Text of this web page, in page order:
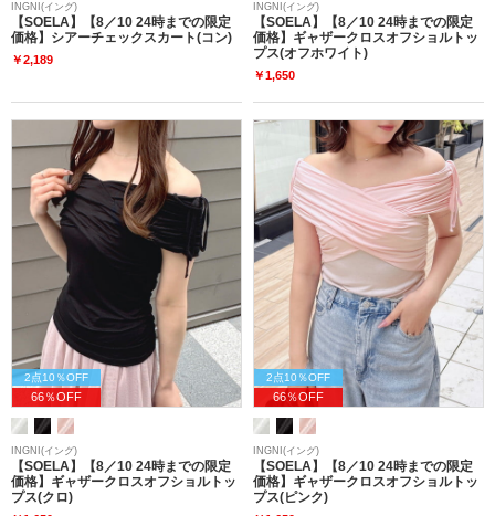
INGNI(イング)
【SOELA】【8／10 24時までの限定
価格】シアーチェックスカート(コン)
￥2,189
INGNI(イング)
【SOELA】【8／10 24時までの限定
価格】ギャザークロスオフショルトッ
プス(オフホワイト)
￥1,650
2点10％OFF
66％OFF
INGNI(イング)
【SOELA】【8／10 24時までの限定
価格】ギャザークロスオフショルトッ
プス(クロ)
2点10％OFF
66％OFF
INGNI(イング)
【SOELA】【8／10 24時までの限定
価格】ギャザークロスオフショルトッ
プス(ピンク)